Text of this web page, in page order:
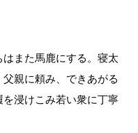
また馬鹿にする。寝太
親に頼み、できあがる
浸けこみ若い衆に丁寧